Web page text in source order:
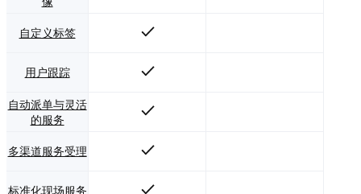
自定义标签
用户跟踪
自动派单与灵活
的服务
多渠道服务受理
标准化现场服务